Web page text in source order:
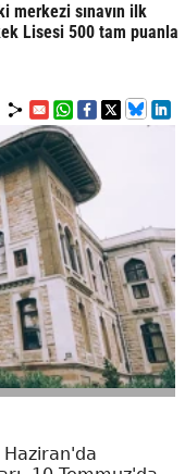
merkezi sınavın ilk
Lisesi 500 tam puanla
Haziran'da